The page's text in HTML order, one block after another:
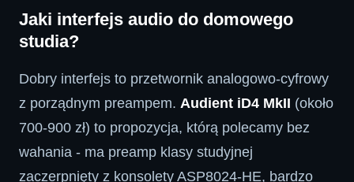
Jaki interfejs audio do domowego
studia?
Dobry interfejs to przetwornik analogowo-cyfrowy
z porządnym preampem. Audient iD4 MkII (około
700-900 zł) to propozycja, którą polecamy bez
wahania - ma preamp klasy studyjnej
zaczerpnięty z konsolety ASP8024-HE, bardzo